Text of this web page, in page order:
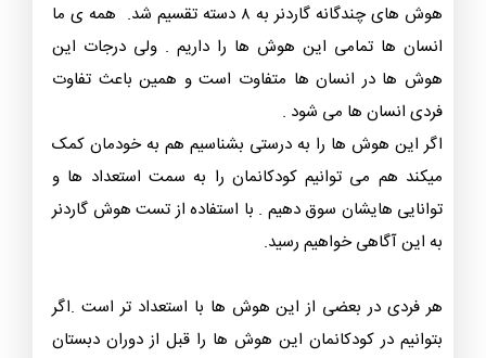
هوش های چندگانه گاردنر به ۸ دسته تقسیم شد. همه ی ما
انسان ها تمامی این هوش ها را داریم . ولی درجات این
هوش ها در انسان ها متفاوت است و همین باعث تفاوت
فردی انسان ها می شود .
اگر این هوش ها را به درستی بشناسیم هم به خودمان کمک
میکند هم می توانیم کودکانمان را به سمت استعداد ها و
توانایی هایشان سوق دهیم . با استفاده از تست هوش گاردنر
به این آگاهی خواهیم رسید.
هر فردی در بعضی از این هوش ها با استعداد تر است .اگر
بتوانیم در کودکانمان این هوش ها را قبل از دوران دبستان